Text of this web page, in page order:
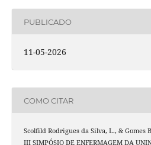
PUBLICADO
11-05-2026
COMO CITAR
Scolfild Rodrigues da Silva, L., & Gomes
III SIMPÓSIO DE ENFERMAGEM DA